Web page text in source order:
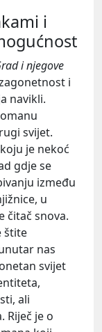
i
i njegove
i
navikli.
svijet.
je nekoć
gdje se
između
u
čitač snova.
štite
nas
svijet
ali
Riječ je o